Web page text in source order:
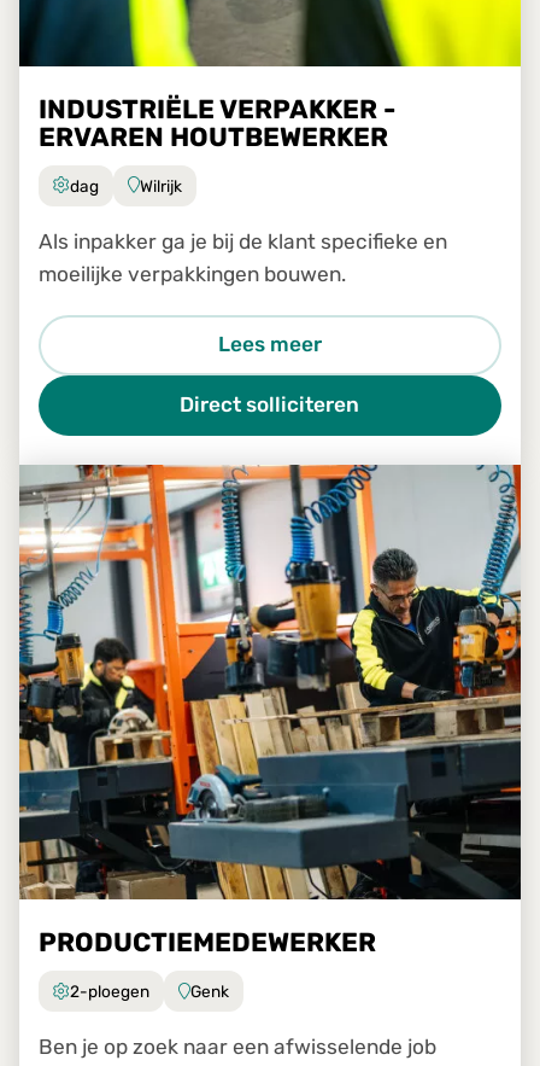
INDUSTRIËLE VERPAKKER -
ERVAREN HOUTBEWERKER
dag Wilrijk
Als inpakker ga je bij de klant specifieke en
moeilijke verpakkingen bouwen.
Lees meer
Direct solliciteren
PRODUCTIEMEDEWERKER
2-ploegen Genk
Ben je op zoek naar een afwisselende job